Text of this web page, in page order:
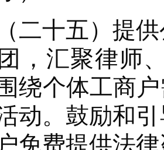
十五）提供
，汇聚律师
绕个体工商
动。鼓励和
免费提供法